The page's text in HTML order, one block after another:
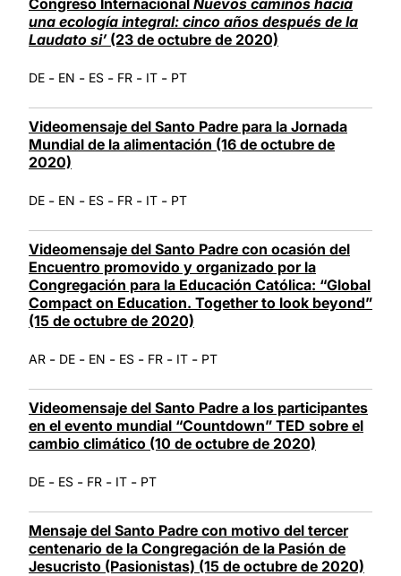
una ecología integral: cinco años después de la
Laudato si’(23 de octubre de 2020)
DE - EN - ES - FR - IT - PT
Videomensaje del Santo Padre para la Jornada
Mundial de la alimentación (16 de octubre de
2020)
DE - EN - ES - FR - IT - PT
Videomensaje del Santo Padre con ocasión del
Encuentro promovido y organizado por la
Congregación para la Educación Católica: “Global
Compact on Education. Together to look beyond”
(15 de octubre de 2020)
AR - DE - EN - ES - FR - IT - PT
Videomensaje del Santo Padre a los participantes
en el evento mundial “Countdown” TED sobre el
cambio climático (10 de octubre de 2020)
DE - ES - FR - IT - PT
Mensaje del Santo Padre con motivo del tercer
centenario de la Congregación de la Pasión de
Jesucristo (Pasionistas) (15 de octubre de 2020)